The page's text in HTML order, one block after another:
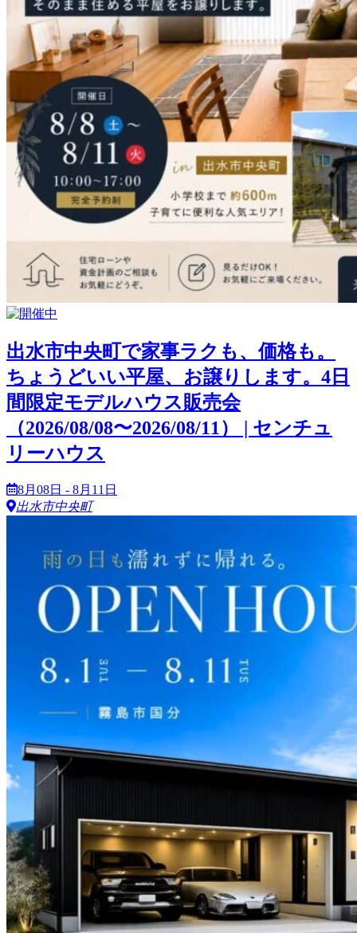
出水市中央町で家事ラクも、価格も。
ちょうどいい平屋、お譲りします。4日
間限定モデルハウス販売会
（2026/08/08〜2026/08/11） | センチュ
リーハウス
8月08日 - 8月11日
出水市中央町